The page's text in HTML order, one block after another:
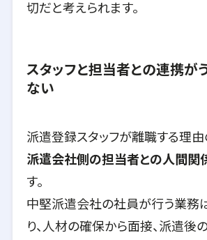
切だと考えられます。
スタッフと担当者との連携が
ない
派遣登録スタッフが離職する理由
派遣会社側の担当者との人間関
す。
中堅派遣会社の社員が行う業務
り、人材の確保から面接、派遣後